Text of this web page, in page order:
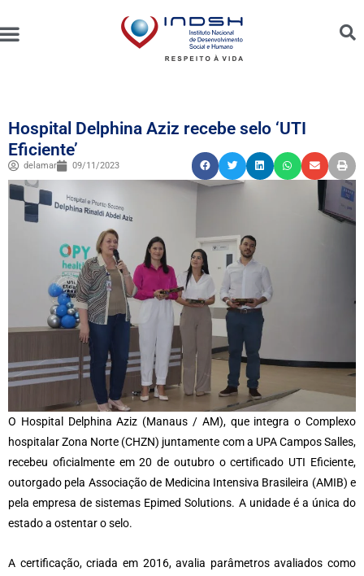
Hospital Delphina Aziz recebe selo ‘UTI
Eficiente’
delamar 09/11/2023
O Hospital Delphina Aziz (Manaus / AM), que integra o Complexo
hospitalar Zona Norte (CHZN) juntamente com a UPA Campos Salles,
recebeu oficialmente em 20 de outubro o certificado UTI Eficiente,
outorgado pela Associação de Medicina Intensiva Brasileira (AMIB) e
pela empresa de sistemas Epimed Solutions. A unidade é a única do
estado a ostentar o selo.
A certificação, criada em 2016, avalia parâmetros avaliados como